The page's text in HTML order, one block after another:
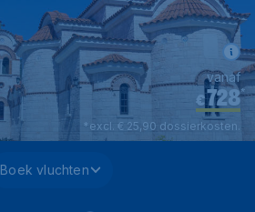
€728*
vanaf
*excl. € 25,90 dossierkosten.
Boek vluchten